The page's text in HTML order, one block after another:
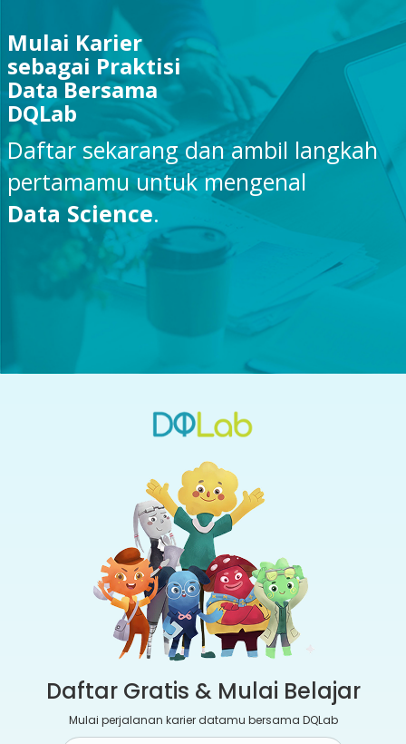
Mulai Karier
sebagai Praktisi
Data Bersama
DQLab
Daftar sekarang dan ambil langkah
pertamamu untuk mengenal
Data Science.
Daftar Gratis & Mulai Belajar
Mulai perjalanan karier datamu bersama DQLab